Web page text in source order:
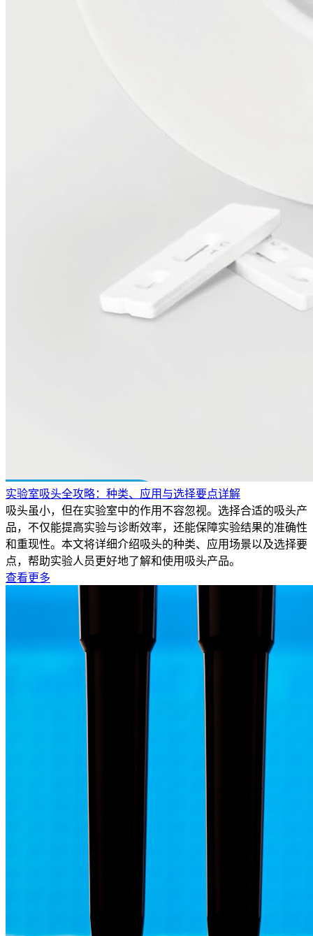
实验室吸头全攻略：种类、应用与选择要点详解
吸头虽小，但在实验室中的作用不容忽视。选择合适的吸头产
品，不仅能提高实验与诊断效率，还能保障实验结果的准确性
和重现性。本文将详细介绍吸头的种类、应用场景以及选择要
点，帮助实验人员更好地了解和使用吸头产品。
查看更多